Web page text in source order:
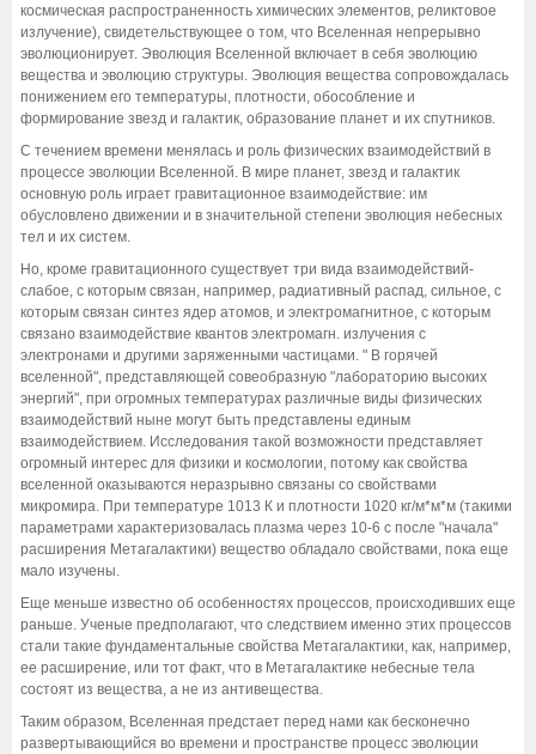
космическая распространенность химических элементов, реликтовое
излучение), свидетельствующее о том, что Вселенная непрерывно
эволюционирует. Эволюция Вселенной включает в себя эволюцию
вещества и эволюцию структуры. Эволюция вещества сопровождалась
понижением его температуры, плотности, обособление и
формирование звезд и галактик, образование планет и их спутников.
С течением времени менялась и роль физических взаимодействий в
процессе эволюции Вселенной. В мире планет, звезд и галактик
основную роль играет гравитационное взаимодействие: им
обусловлено движении и в значительной степени эволюция небесных
тел и их систем.
Но, кроме гравитационного существует три вида взаимодействий-
слабое, с которым связан, например, радиативный распад, сильное, с
которым связан синтез ядер атомов, и электромагнитное, с которым
связано взаимодействие квантов электромагн. излучения с
электронами и другими заряженными частицами. " В горячей
вселенной", представляющей совеобразную "лабораторию высоких
энергий", при огромных температурах различные виды физических
взаимодействий ныне могут быть представлены единым
взаимодействием. Исследования такой возможности представляет
огромный интерес для физики и космологии, потому как свойства
вселенной оказываются неразрывно связаны со свойствами
микромира. При температуре 1013 К и плотности 1020 кг/м*м*м (такими
параметрами характеризовалась плазма через 10-6 с после "начала"
расширения Метагалактики) вещество обладало свойствами, пока еще
мало изучены.
Еще меньше известно об особенностях процессов, происходивших еще
раньше. Ученые предполагают, что следствием именно этих процессов
стали такие фундаментальные свойства Метагалактики, как, например,
ее расширение, или тот факт, что в Метагалактике небесные тела
состоят из вещества, а не из антивещества.
Таким образом, Вселенная предстает перед нами как бесконечно
развертывающийся во времени и пространстве процесс эволюции